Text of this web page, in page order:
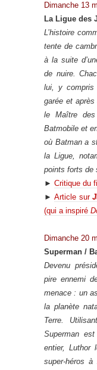
Dimanche 13
La Ligue des
L’histoire
tente de
à la suite
de nuire.
lui, y compris
garée et après
le Maître
Batmobile et
où Batman a
la Ligue,
points forts de
► Critique du
► Article sur
(qui a inspiré
Dimanche 20
Superman /
Devenu
pire ennemi
menace : un
la planète
Terre.
Superman
entier, Luthor
super-héros à